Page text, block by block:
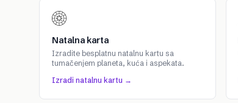
Natalna karta
Izradite besplatnu natalnu kartu sa
tumačenjem planeta, kuća i aspekata.
Izradi natalnu kartu →